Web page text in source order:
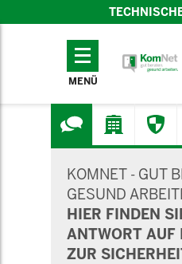
TECHNISCHES
MENÜ
KOMNET - GUT
GESUND
HIER FINDEN
ANTWORT AUF
ZUR